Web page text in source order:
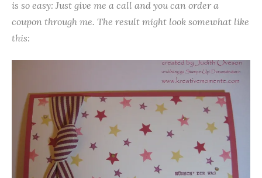
is so easy: Just give me a call and you can order a
coupon through me. The result might look somewhat like
this: